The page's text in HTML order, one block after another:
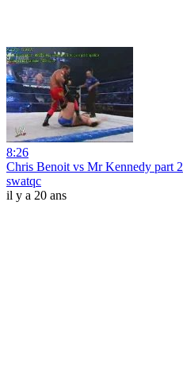
8:26
Chris Benoit vs Mr Kennedy part 2
swatqc
il y a 20 ans